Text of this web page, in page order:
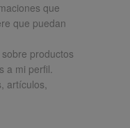
que
que puedan
productos
a mi perfil.
artículos,